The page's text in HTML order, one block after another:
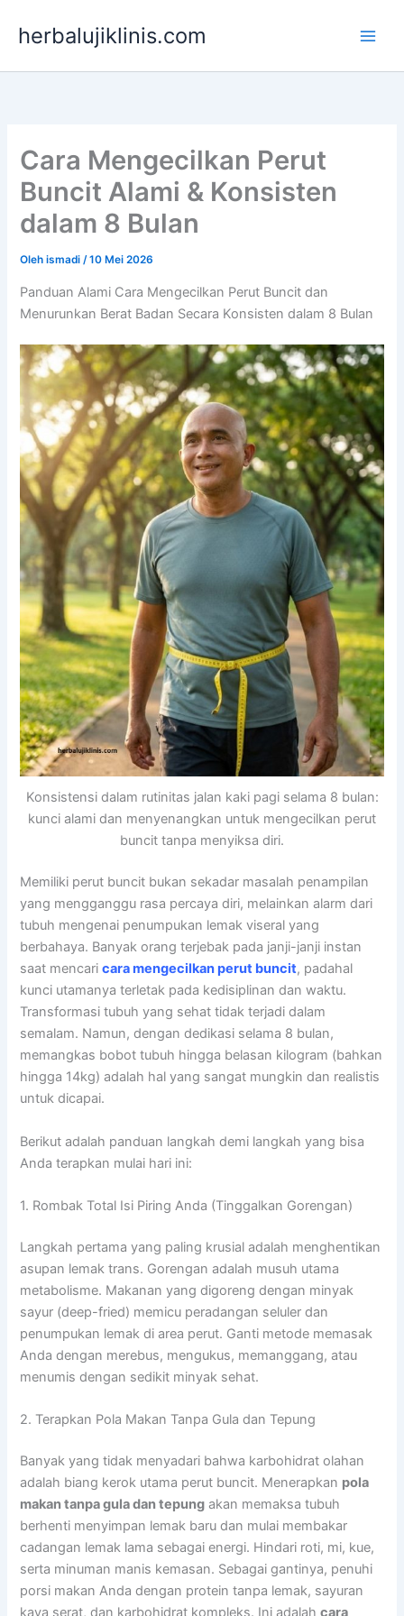
herbalujiklinis.com
Cara Mengecilkan Perut
Buncit Alami & Konsisten
dalam 8 Bulan
Olehismadi/10 Mei 2026
Panduan Alami Cara Mengecilkan Perut Buncit dan
Menurunkan Berat Badan Secara Konsisten dalam 8 Bulan
Konsistensi dalam rutinitas jalan kaki pagi selama 8 bulan:
kunci alami dan menyenangkan untuk mengecilkan perut
buncit tanpa menyiksa diri.
Memiliki perut buncit bukan sekadar masalah penampilan
yang mengganggu rasa percaya diri, melainkan alarm dari
tubuh mengenai penumpukan lemak viseral yang
berbahaya. Banyak orang terjebak pada janji-janji instan
saat mencaricara mengecilkan perut buncit, padahal
kunci utamanya terletak pada kedisiplinan dan waktu.
Transformasi tubuh yang sehat tidak terjadi dalam
semalam. Namun, dengan dedikasi selama 8 bulan,
memangkas bobot tubuh hingga belasan kilogram (bahkan
hingga 14kg) adalah hal yang sangat mungkin dan realistis
untuk dicapai.
Berikut adalah panduan langkah demi langkah yang bisa
Anda terapkan mulai hari ini:
1. Rombak Total Isi Piring Anda (Tinggalkan Gorengan)
Langkah pertama yang paling krusial adalah menghentikan
asupan lemak trans. Gorengan adalah musuh utama
metabolisme. Makanan yang digoreng dengan minyak
sayur (deep-fried) memicu peradangan seluler dan
penumpukan lemak di area perut. Ganti metode memasak
Anda dengan merebus, mengukus, memanggang, atau
menumis dengan sedikit minyak sehat.
2. Terapkan Pola Makan Tanpa Gula dan Tepung
Banyak yang tidak menyadari bahwa karbohidrat olahan
adalah biang kerok utama perut buncit. Menerapkan pola
makan tanpa gula dan tepung akan memaksa tubuh
berhenti menyimpan lemak baru dan mulai membakar
cadangan lemak lama sebagai energi. Hindari roti, mi, kue,
serta minuman manis kemasan. Sebagai gantinya, penuhi
porsi makan Anda dengan protein tanpa lemak, sayuran
kaya serat, dan karbohidrat kompleks. Ini adalahcara